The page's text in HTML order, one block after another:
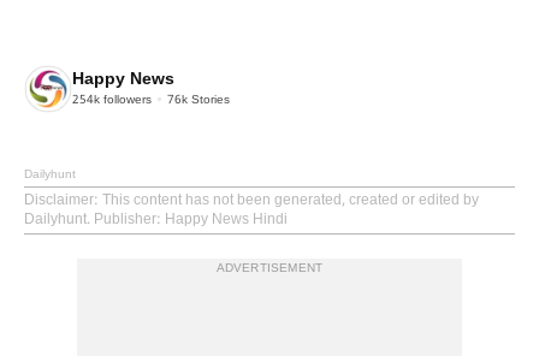
Happy News
254k followers 76k Stories
Dailyhunt
Disclaimer: This content has not been generated, created or edited by
Dailyhunt. Publisher: Happy News Hindi
ADVERTISEMENT